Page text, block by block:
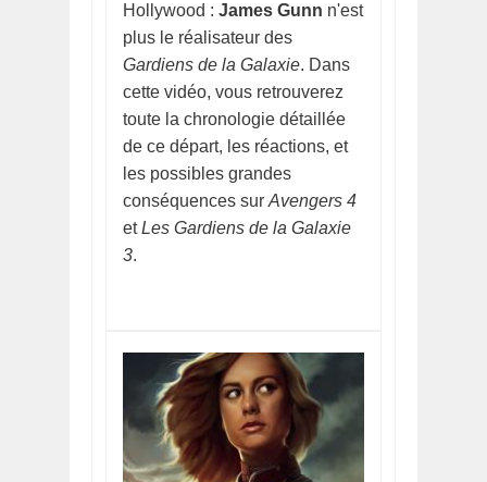
Hollywood : James Gunn n'est
plus le réalisateur des
Gardiens de la Galaxie. Dans
cette vidéo, vous retrouverez
toute la chronologie détaillée
de ce départ, les réactions, et
les possibles grandes
conséquences sur Avengers 4
etLes Gardiens de la Galaxie
3.